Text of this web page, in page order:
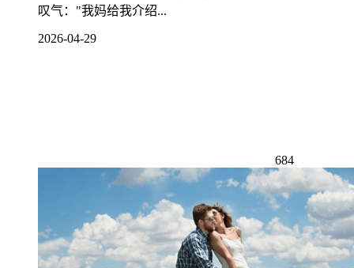
叹气："我妈给我介绍...
2026-04-29
684